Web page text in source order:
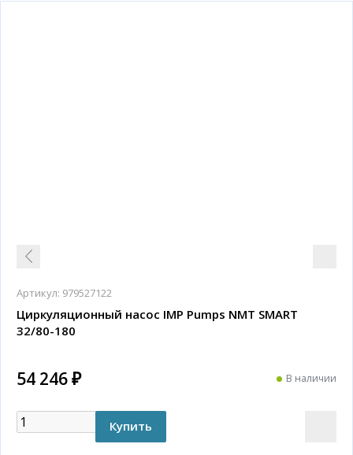
Артикул: 979527122
Циркуляционный насос IMP Pumps NMT SMART
32/80-180
54 246 ₽ В наличии